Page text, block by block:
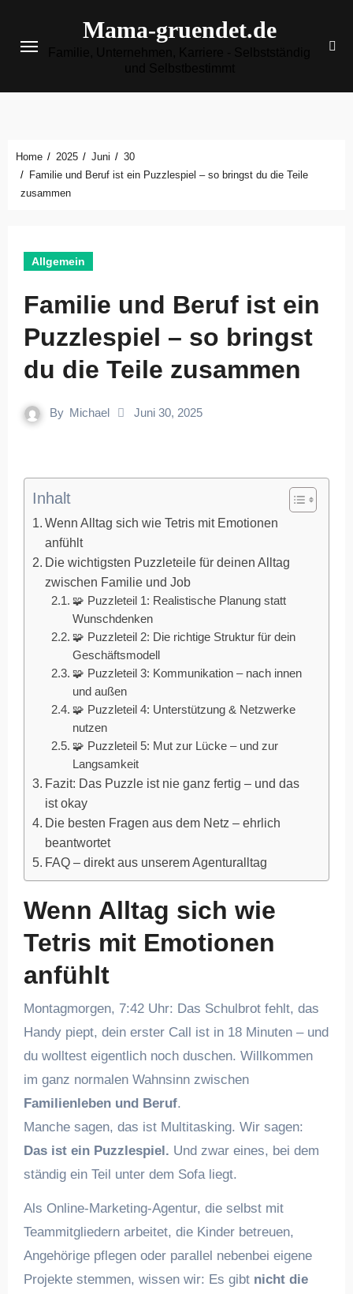
springen
Mama-gruendet.de
Home 2025 Juni
30
Familie und Beruf ist ein Puzzlespiel – so bringst du die Teile
zusammen
Allgemein
Familie und Beruf ist ein
Puzzlespiel – so bringst
du die Teile zusammen
By Michael Juni 30, 2025
Inhalt
Wenn Alltag sich wie Tetris mit Emotionen
anfühlt
Die wichtigsten Puzzleteile für deinen Alltag
zwischen Familie und Job
🧩 Puzzleteil 1: Realistische Planung statt
Wunschdenken
🧩 Puzzleteil 2: Die richtige Struktur für dein
Geschäftsmodell
🧩 Puzzleteil 3: Kommunikation – nach innen
und außen
🧩 Puzzleteil 4: Unterstützung & Netzwerke
nutzen
🧩 Puzzleteil 5: Mut zur Lücke – und zur
Langsamkeit
Fazit: Das Puzzle ist nie ganz fertig – und das
ist okay
Die besten Fragen aus dem Netz – ehrlich
beantwortet
FAQ – direkt aus unserem Agenturalltag
Wenn Alltag sich wie
Tetris mit Emotionen
anfühlt
Montagmorgen, 7:42 Uhr: Das Schulbrot fehlt, das
Handy piept, dein erster Call ist in 18 Minuten – und
du wolltest eigentlich noch duschen. Willkommen
im ganz normalen Wahnsinn zwischen
Familienleben und Beruf.
Manche sagen, das ist Multitasking. Wir sagen:
Das ist ein Puzzlespiel. Und zwar eines, bei dem
ständig ein Teil unter dem Sofa liegt.
Als Online-Marketing-Agentur, die selbst mit
Teammitgliedern arbeitet, die Kinder betreuen,
Angehörige pflegen oder parallel nebenbei eigene
Projekte stemmen, wissen wir: Es gibt nicht die